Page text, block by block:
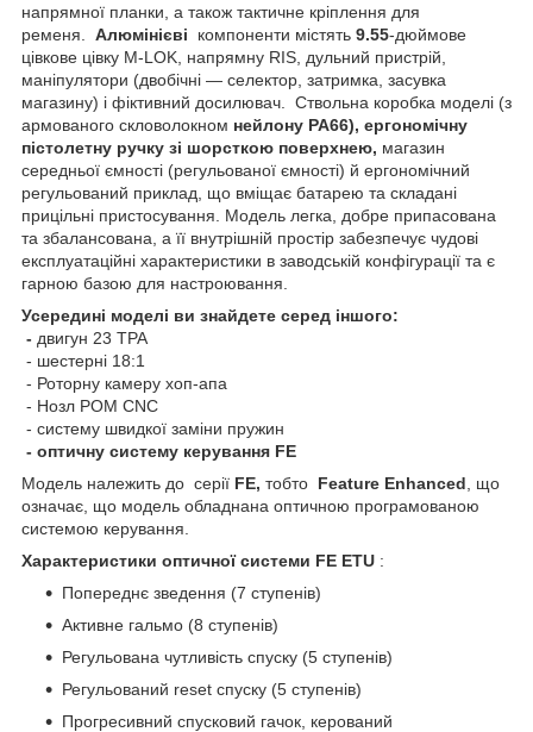
напрямної планки, а також тактичне кріплення для
ременя. Алюмінієві компоненти містять 9.55-дюймове
цівкове цівку M-LOK, напрямну RIS, дульний пристрій,
маніпулятори (двобічні — селектор, затримка, засувка
магазину) і фіктивний досилювач. Ствольна коробка моделі (з
армованого скловолокном нейлону PA66), ергономічну
пістолетну ручку зі шорсткою поверхнею, магазин
середньої ємності (регульованої ємності) й ергономічний
регульований приклад, що вміщає батарею та складані
прицільні пристосування. Модель легка, добре припасована
та збалансована, а її внутрішній простір забезпечує чудові
експлуатаційні характеристики в заводській конфігурації та є
гарною базою для настроювання.
Усередині моделі ви знайдете серед іншого:
- двигун 23 TPA
- шестерні 18:1
- Роторну камеру хоп-апа
- Нозл POM CNC
- систему швидкої заміни пружин
- оптичну систему керування FE
Модель належить до серії FE, тобто Feature Enhanced , що
означає, що модель обладнана оптичною програмованою
системою керування.
Характеристики оптичної системи FE ETU :
Попереднє зведення (7 ступенів)
Активне гальмо (8 ступенів)
Регульована чутливість спуску (5 ступенів)
Регульований reset спуску (5 ступенів)
Прогресивний спусковий гачок, керований